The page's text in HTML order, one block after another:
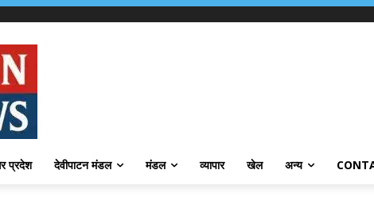
प्रदेश देवीपाटन मंडल मंडल व्यापार खेल अन्य